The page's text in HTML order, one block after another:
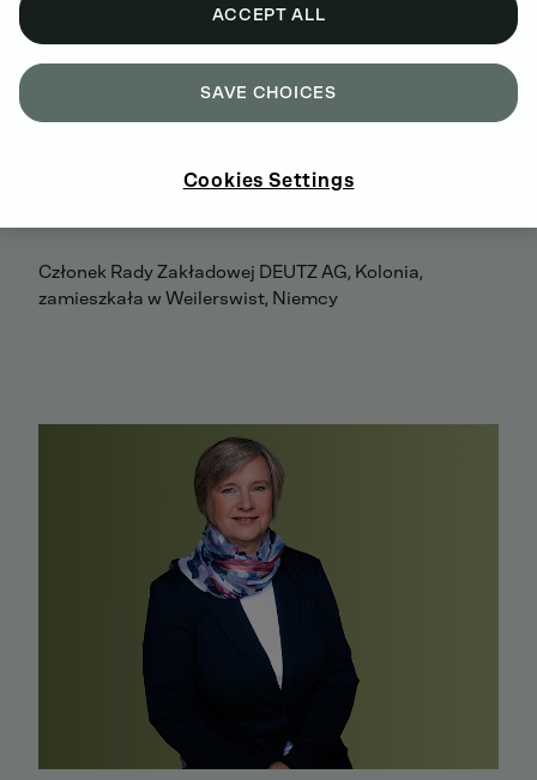
KATJA OLLIGSCHLÄGER
Przedstawicielka
r., powołana do czasu Walnego Zgromadzenia
Członek Rady Zakładowej DEUTZ AG, Kolonia,
zamieszkała w Weilerswist, Niemcy
ACCEPT ALL
SAVE CHOICES
Cookies Settings